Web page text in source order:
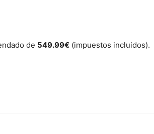
de 549.99€ (impuestos incluidos).